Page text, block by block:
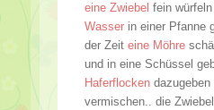
eine Zwiebel fein
Wasser in einer Pfanne
der Zeit eine Möhre
und in eine Schüssel
Haferflocken
vermischen.. die